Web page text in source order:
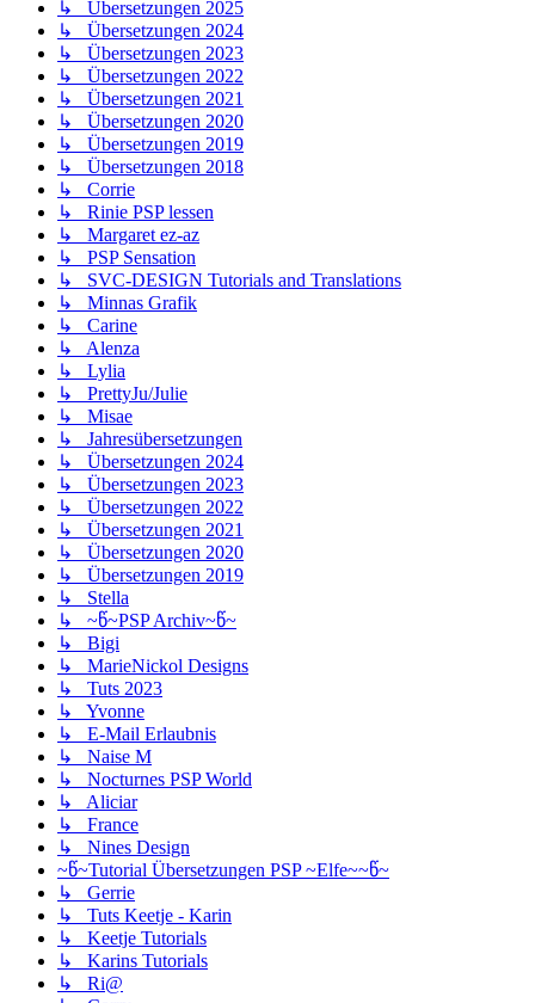
↳ Übersetzungen 2025
↳ Übersetzungen 2024
↳ Übersetzungen 2023
↳ Übersetzungen 2022
↳ Übersetzungen 2021
↳ Übersetzungen 2020
↳ Übersetzungen 2019
↳ Übersetzungen 2018
↳ Corrie
↳ Rinie PSP lessen
↳ Margaret ez-az
↳ PSP Sensation
↳ SVC-DESIGN Tutorials and Translations
↳ Minnas Grafik
↳ Carine
↳ Alenza
↳ Lylia
↳ PrettyJu/Julie
↳ Misae
↳ Jahresübersetzungen
↳ Übersetzungen 2024
↳ Übersetzungen 2023
↳ Übersetzungen 2022
↳ Übersetzungen 2021
↳ Übersetzungen 2020
↳ Übersetzungen 2019
↳ Stella
↳ ~წ~PSP Archiv~წ~
↳ Bigi
↳ MarieNickol Designs
↳ Tuts 2023
↳ Yvonne
↳ E-Mail Erlaubnis
↳ Naise M
↳ Nocturnes PSP World
↳ Aliciar
↳ France
↳ Nines Design
~წ~Tutorial Übersetzungen PSP ~Elfe~~წ~
↳ Gerrie
↳ Tuts Keetje - Karin
↳ Keetje Tutorials
↳ Karins Tutorials
↳ Ri@